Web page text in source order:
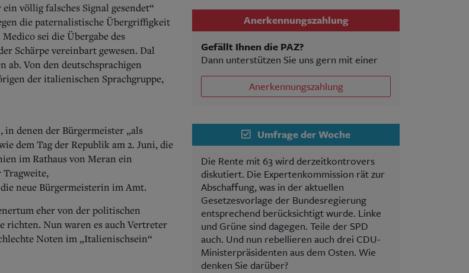
völlig falsches Signal gesendet“
die paternalistische Übergriffigkeit
sei die Übergabe des
Schärpe vereinbart gewesen. Dal
Von den deutschsprachigen
der italienischen Sprachgruppe,
denen der Bürgermeister „als
dem Tag der Republik am 2. Juni, die
im Rathaus von Meran ein
neue Bürgermeisterin im Amt.
eher von der politischen
richten. Nun waren es auch Vertreter
Noten im „Italienischsein“
Anerkennungszahlung
Gefällt Ihnen die PAZ?
Dann unterstützen Sie uns gern mit einer
Anerkennungszahlung
Umfrage der Woche
Die Rente mit 63 wird derzeitkontrovers
diskutiert. Die Expertenkommission rät zur
Abschaffung, was in der aktuellen
Gesetzesvorlage der Bundesregierung
entsprechend berücksichtigt wurde. Linke
und Grüne sind dagegen. Teile der SPD
auch. Und nun rebellieren auch drei CDU-
Ministerpräsidenten aus dem Osten. Wie
denken Sie darüber?